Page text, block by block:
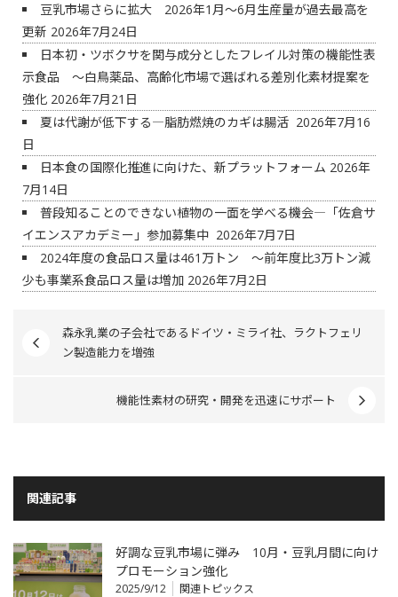
豆乳市場さらに拡大 2026年1月～6月生産量が過去最高を
更新 2026年7月24日
日本初・ツボクサを関与成分としたフレイル対策の機能性表
示食品 ～白鳥薬品、高齢化市場で選ばれる差別化素材提案を
強化 2026年7月21日
夏は代謝が低下する―脂肪燃焼のカギは腸活 2026年7月16
日
日本食の国際化推進に向けた、新プラットフォーム 2026年
7月14日
普段知ることのできない植物の一面を学べる機会―「佐倉サ
イエンスアカデミー」参加募集中 2026年7月7日
2024年度の食品ロス量は461万トン ～前年度比3万トン減
少も事業系食品ロス量は増加 2026年7月2日
森永乳業の子会社であるドイツ・ミライ社、ラクトフェリ
ン製造能力を増強
機能性素材の研究・開発を迅速にサポート
関連記事
好調な豆乳市場に弾み 10月・豆乳月間に向け
プロモーション強化
2025/9/12 関連トピックス